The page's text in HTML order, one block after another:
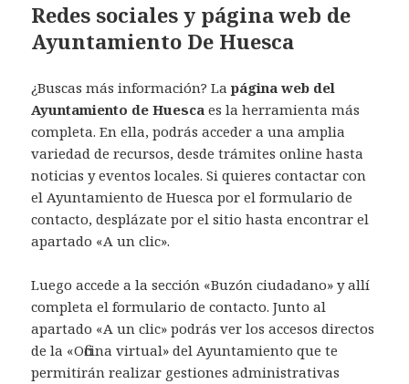
Redes sociales y página web de
Ayuntamiento De Huesca
¿Buscas más información? Lapágina web del
Ayuntamiento de Huesca es la herramienta más
completa. En ella, podrás acceder a una amplia
variedad de recursos, desde trámites online hasta
noticias y eventos locales. Si quieres contactar con
el Ayuntamiento de Huesca por el formulario de
contacto, desplázate por el sitio hasta encontrar el
apartado «A un clic».
Luego accede a la sección «Buzón ciudadano» y allí
completa el formulario de contacto. Junto al
apartado «A un clic» podrás ver los accesos directos
de la «Oficina virtual» del Ayuntamiento que te
permitirán realizar gestiones administrativas